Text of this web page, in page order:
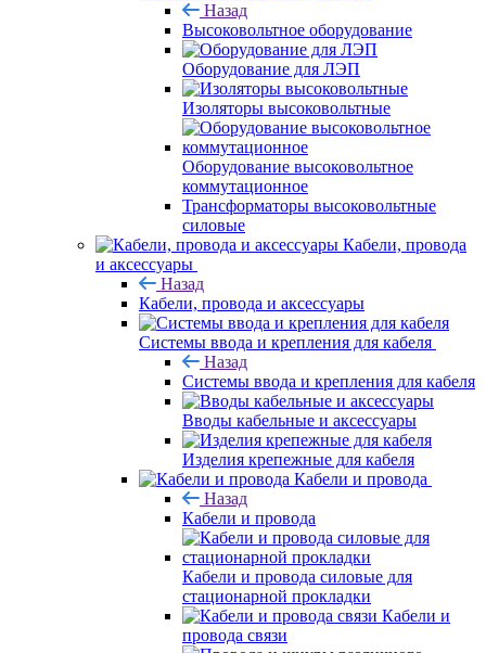
Назад
Высоковольтное оборудование
Оборудование для ЛЭП
Изоляторы высоковольтные
Оборудование высоковольтное
коммутационное
Трансформаторы высоковольтные
силовые
Кабели, провода
и аксессуары
Назад
Кабели, провода и аксессуары
Системы ввода и крепления для кабеля
Назад
Системы ввода и крепления для кабеля
Вводы кабельные и аксессуары
Изделия крепежные для кабеля
Кабели и провода
Назад
Кабели и провода
Кабели и провода силовые для
стационарной прокладки
Кабели и
провода связи